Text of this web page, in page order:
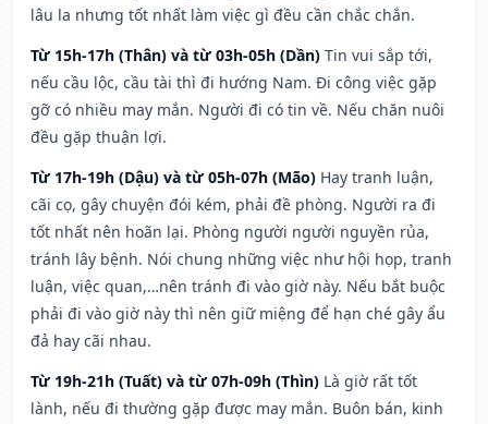
lâu la nhưng tốt nhất làm việc gì đều cần chắc chắn.
Từ 15h-17h (Thân) và từ 03h-05h (Dần) Tin vui sắp tới,
nếu cầu lộc, cầu tài thì đi hướng Nam. Đi công việc gặp
gỡ có nhiều may mắn. Người đi có tin về. Nếu chăn nuôi
đều gặp thuận lợi.
Từ 17h-19h (Dậu) và từ 05h-07h (Mão) Hay tranh luận,
cãi cọ, gây chuyện đói kém, phải đề phòng. Người ra đi
tốt nhất nên hoãn lại. Phòng người người nguyền rủa,
tránh lây bệnh. Nói chung những việc như hội họp, tranh
luận, việc quan,…nên tránh đi vào giờ này. Nếu bắt buộc
phải đi vào giờ này thì nên giữ miệng để hạn ché gây ẩu
đả hay cãi nhau.
Từ 19h-21h (Tuất) và từ 07h-09h (Thìn) Là giờ rất tốt
lành, nếu đi thường gặp được may mắn. Buôn bán, kinh